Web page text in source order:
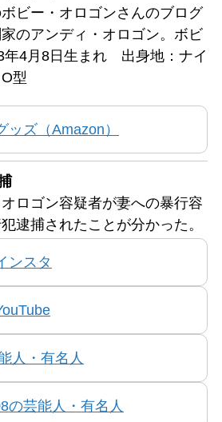
ビー・オロゴンさんのブログ
のアンディ・オロゴン。ボビ
年4月8日生まれ 出身地：ナイ
型
ズ（Amazon）
ロゴン容疑者が妻への暴行容
逮捕されたことが分かった。
ンスタ
人・有名人
の芸能人・有名人